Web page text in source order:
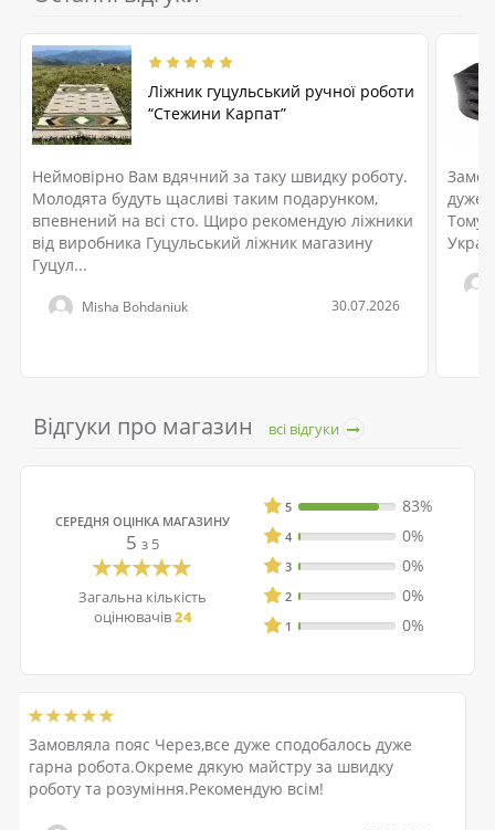
Ліжник гуцульський ручної роботи
“Стежини Карпат”
Неймовірно Вам вдячний за таку швидку роботу.
Молодята будуть щасливі таким подарунком,
впевнений на всі сто. Щиро рекомендую ліжники
від виробника Гуцульський ліжник магазину
Гуцул...
Misha Bohdaniuk 30.07.2026
дуже
Тому
Відгуки про магазин всі відгуки
СЕРЕДНЯ ОЦІНКА МАГАЗИНУ
5 з 5
Загальна кількість
оцінювачів24
5 83%
4 0%
3 0%
2 0%
1 0%
Я замовляла сережки у вигляді пташок. Товар
відповідає зображенню на сайті. Миттєве
оформлення, швидке відправлення і доставка.